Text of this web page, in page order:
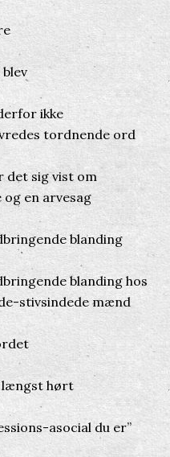
ikke
tordnende ord
det sig vist om
en arvesag
blanding
blanding hos
stivsindede mænd
længst hørt
asocial du er”